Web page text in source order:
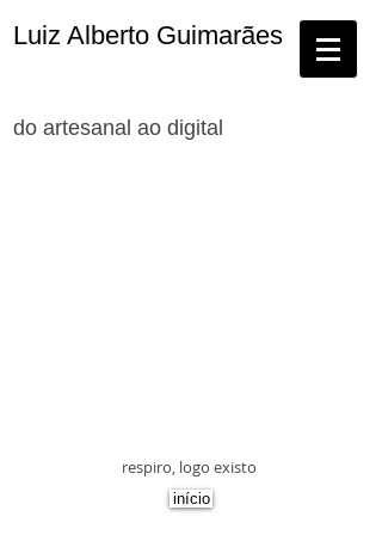
Luiz Alberto Guimarães
do artesanal ao digital
respiro, logo existo
início